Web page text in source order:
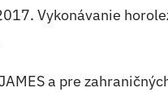
Vykonávanie
a pre